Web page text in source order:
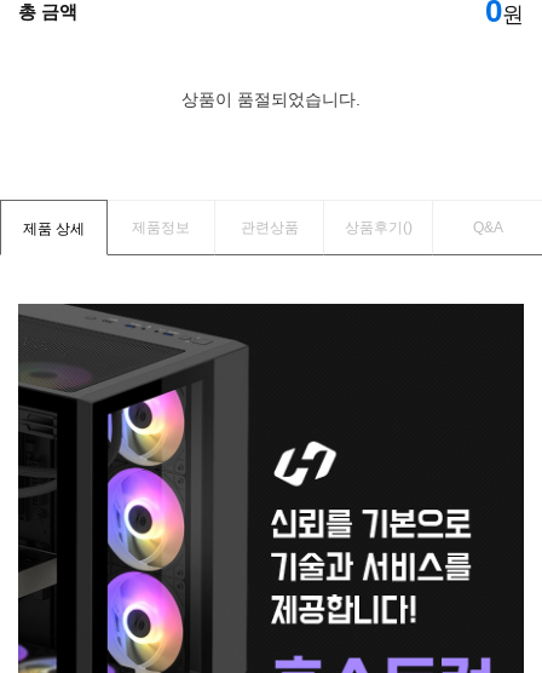
총 금액 0원
상품이 품절되었습니다.
제품 상세 제품정보 관련상품 상품후기() Q&A